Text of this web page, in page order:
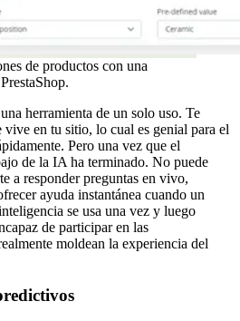
de productos con una
herramienta de un solo uso. Te
vive en tu sitio, lo cual es genial para el
Pero una vez que el
de la IA ha terminado. No puede
a responder preguntas en vivo,
ayuda instantánea cuando un
se usa una vez y luego
de participar en las
moldean la experiencia del